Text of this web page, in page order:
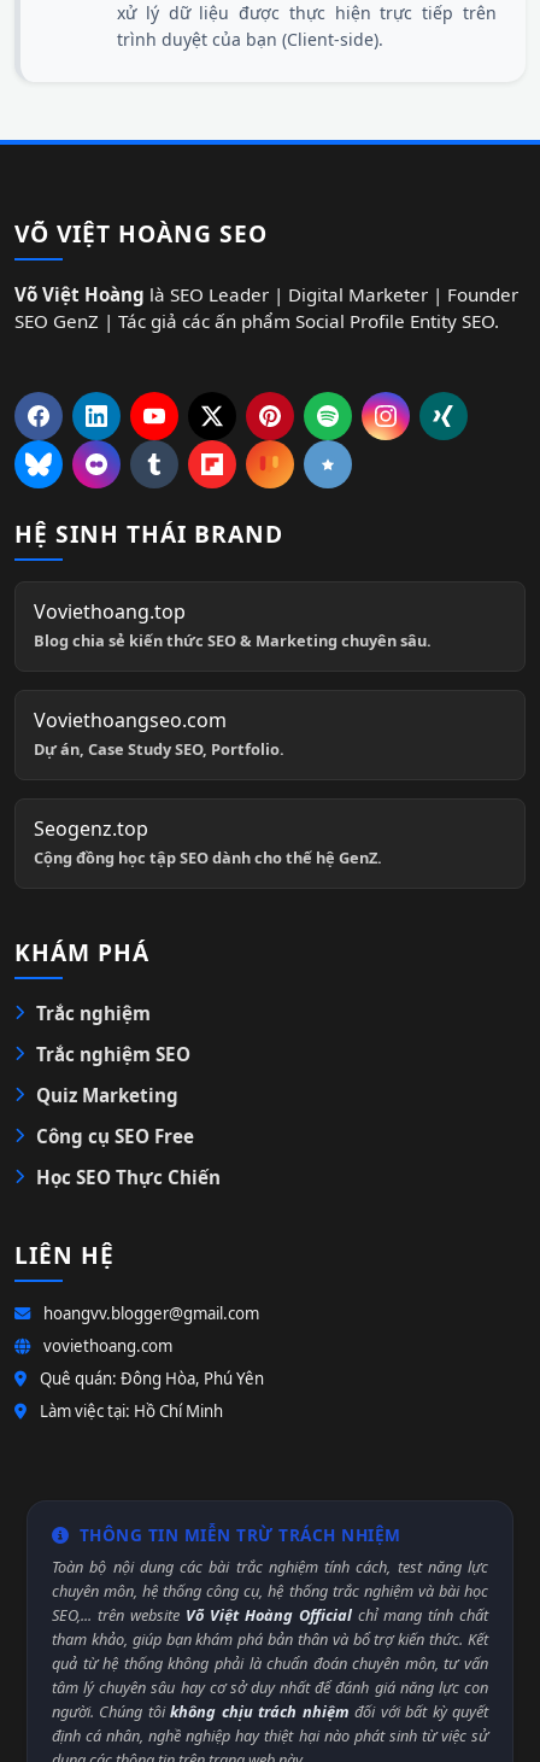
xử lý dữ liệu được thực hiện trực tiếp trên
trình duyệt của bạn (Client-side).
VÕ VIỆT HOÀNG SEO
Võ Việt Hoàng là SEO Leader | Digital Marketer | Founder
SEO GenZ | Tác giả các ấn phẩm Social Profile Entity SEO.
HỆ SINH THÁI BRAND
Voviethoang.top
Blog chia sẻ kiến thức SEO & Marketing chuyên sâu.
Voviethoangseo.com
Dự án, Case Study SEO, Portfolio.
Seogenz.top
Cộng đồng học tập SEO dành cho thế hệ GenZ.
KHÁM PHÁ
Trắc nghiệm
Trắc nghiệm SEO
Quiz Marketing
Công cụ SEO Free
Học SEO Thực Chiến
LIÊN HỆ
hoangvv.blogger@gmail.com
voviethoang.com
Quê quán: Đông Hòa, Phú Yên
Làm việc tại: Hồ Chí Minh
THÔNG TIN MIỄN TRỪ TRÁCH NHIỆM
Toàn bộ nội dung các bài trắc nghiệm tính cách, test năng lực
chuyên môn, hệ thống công cụ, hệ thống trắc nghiệm và bài học
SEO,... trên website Võ Việt Hoàng Official chỉ mang tính chất
tham khảo, giúp bạn khám phá bản thân và bổ trợ kiến thức. Kết
quả từ hệ thống không phải là chuẩn đoán chuyên môn, tư vấn
tâm lý chuyên sâu hay cơ sở duy nhất để đánh giá năng lực con
người. Chúng tôikhông chịu trách nhiệm đối với bất kỳ quyết
định cá nhân, nghề nghiệp hay thiệt hại nào phát sinh từ việc sử